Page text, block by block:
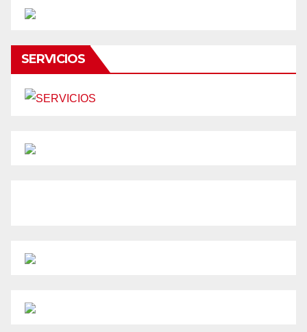
SERVICIOS